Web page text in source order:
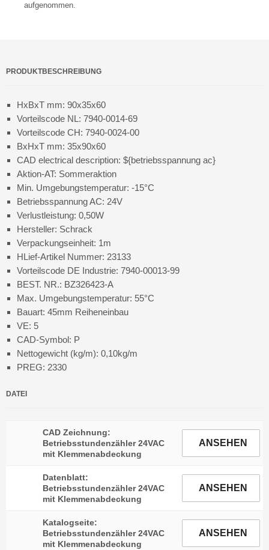
aufgenommen.
PRODUKTBESCHREIBUNG
HxBxT mm: 90x35x60
Vorteilscode NL: 7940-0014-69
Vorteilscode CH: 7940-0024-00
BxHxT mm: 35x90x60
CAD electrical description: ${betriebsspannung ac}
Aktion-AT: Sommeraktion
Min. Umgebungstemperatur: -15°C
Betriebsspannung AC: 24V
Verlustleistung: 0,50W
Hersteller: Schrack
Verpackungseinheit: 1m
HLief-Artikel Nummer: 23133
Vorteilscode DE Industrie: 7940-00013-99
BEST. NR.: BZ326423-A
Max. Umgebungstemperatur: 55°C
Bauart: 45mm Reiheneinbau
VE: 5
CAD-Symbol: P
Nettogewicht (kg/m): 0,10kg/m
PREG: 2330
DATEI
CAD Zeichnung:
Betriebsstundenzähler 24VAC
mit Klemmenabdeckung
ANSEHEN
Datenblatt:
Betriebsstundenzähler 24VAC
mit Klemmenabdeckung
ANSEHEN
Katalogseite:
Betriebsstundenzähler 24VAC
mit Klemmenabdeckung
ANSEHEN